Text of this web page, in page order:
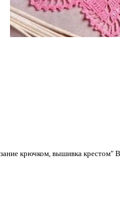
крючком, вышивка крестом"